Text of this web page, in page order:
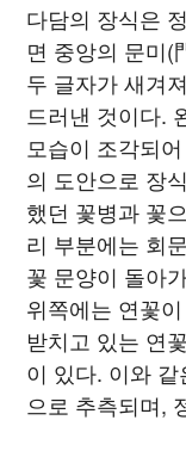
다담의 장식은
면 중앙의 문미(
두 글자가 새겨
드러낸 것이다.
모습이 조각되
의 도안으로 장
했던 꽃병과 꽃
리 부분에는 회
꽃 문양이 돌아
위쪽에는 연꽃
받치고 있는 연
이 있다. 이와
으로 추측되며,